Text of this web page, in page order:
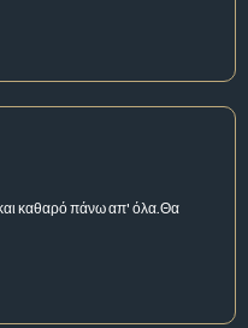
καθαρό πάνω απ' όλα.Θα